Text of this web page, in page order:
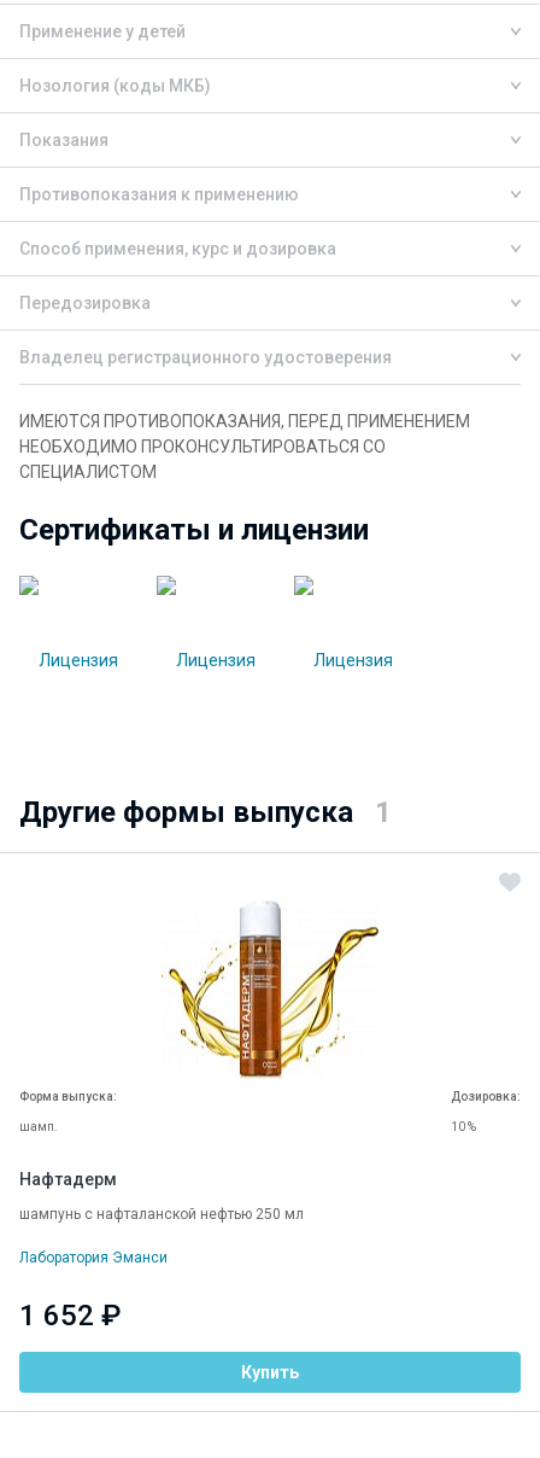
Применение у детей
Нозология (коды МКБ)
Показания
Противопоказания к применению
Способ применения, курс и дозировка
Передозировка
Владелец регистрационного удостоверения
ИМЕЮТСЯ ПРОТИВОПОКАЗАНИЯ, ПЕРЕД ПРИМЕНЕНИЕМ
НЕОБХОДИМО ПРОКОНСУЛЬТИРОВАТЬСЯ СО
СПЕЦИАЛИСТОМ
Сертификаты и лицензии
Другие формы выпуска 1
Форма выпуска:
шамп.
Дозировка:
10 %
Нафтадерм
шампунь с нафталанской нефтью 250 мл
Лаборатория Эманси
1 652 ₽
Купить